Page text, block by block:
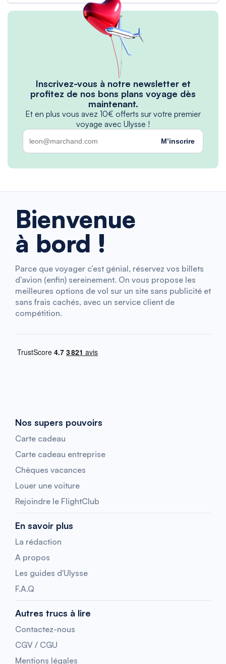
Inscrivez-vous à notre newsletter et
profitez de nos bons plans voyage dès
maintenant.
Et en plus vous avez 10€ offerts sur votre premier
voyage avec Ulysse !
M’inscrire
Bienvenue
à bord !
Parce que voyager c’est génial, réservez vos billets
d’avion (enfin) sereinement. On vous propose les
meilleures options de vol sur un site sans publicité et
sans frais cachés, avec un service client de
compétition.
Nos supers pouvoirs
Carte cadeau
Carte cadeau entreprise
Chèques vacances
Louer une voiture
Rejoindre le FlightClub
En savoir plus
La rédaction
A propos
Les guides d'Ulysse
F.A.Q
Autres trucs à lire
Contactez-nous
CGV / CGU
Mentions légales